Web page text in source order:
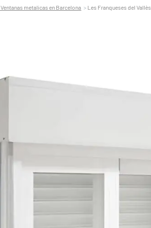
Ventanas metalicas en Barcelona Les Franqueses del Vallès